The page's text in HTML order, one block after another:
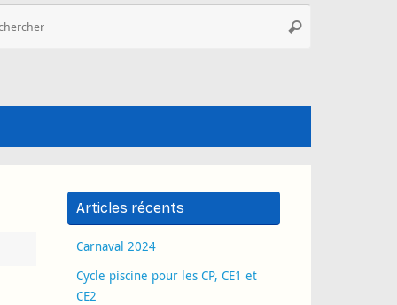
Rechercher
Articles récents
Carnaval 2024
Cycle piscine pour les CP, CE1 et
CE2